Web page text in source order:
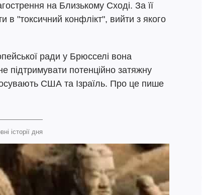
на Близькому Сході. За її
в "токсичний конфлікт", вийти з якого
ради у Брюсселі вона
підтримувати потенційно затяжну
США та Ізраїль. Про це пише
історії дня